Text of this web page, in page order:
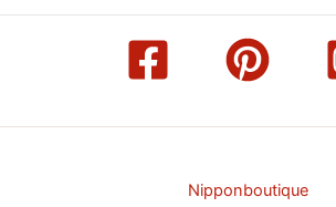
Nipponboutique